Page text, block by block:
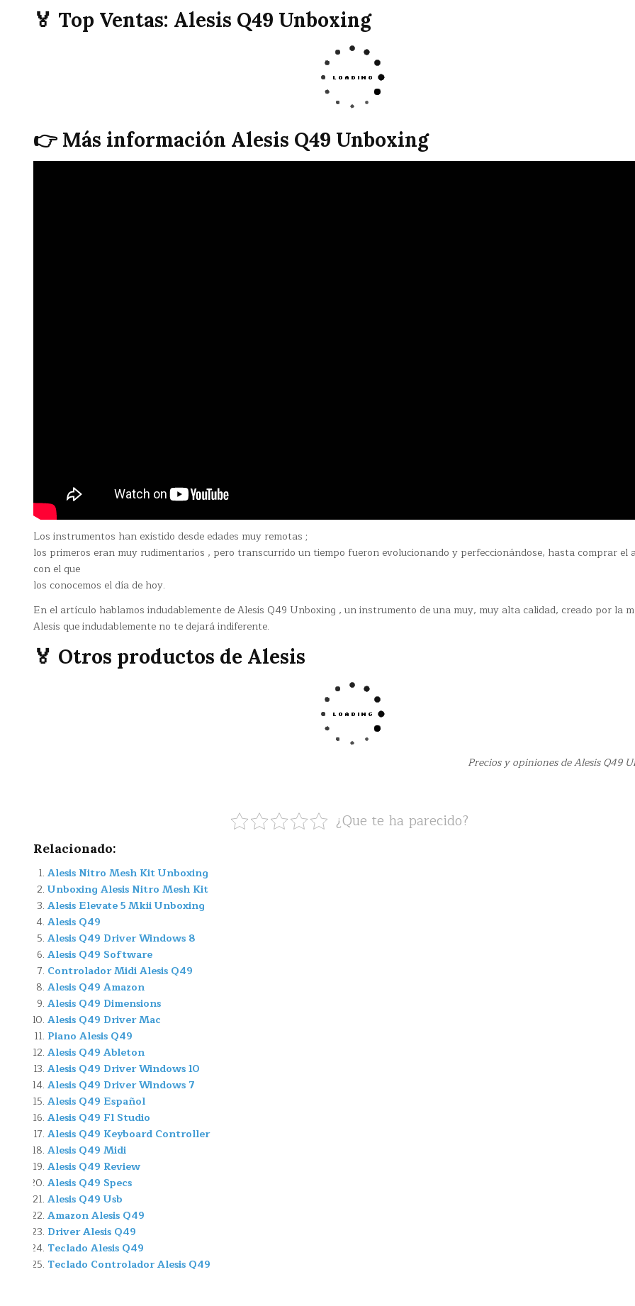
🏅 Top Ventas: Alesis Q49 Unboxing
👉 Más información Alesis Q49 Unboxing
Los instrumentos han existido desde edades muy remotas ;
los primeros eran muy rudimentarios , pero transcurrido un tiempo fueron evolucionando y perfeccionándose, hasta comprar el
con el que
los conocemos el día de hoy.
En el artículo hablamos indudablemente de Alesis Q49 Unboxing , un instrumento de una muy, muy alta calidad, creado por la
Alesis que indudablemente no te dejará indiferente.
🏅 Otros productos de Alesis
Precios y opiniones de Alesis Q49
¿Que te ha parecido?
Relacionado:
Alesis Nitro Mesh Kit Unboxing
Unboxing Alesis Nitro Mesh Kit
Alesis Elevate 5 Mkii Unboxing
Alesis Q49
Alesis Q49 Driver Windows 8
Alesis Q49 Software
Controlador Midi Alesis Q49
Alesis Q49 Amazon
Alesis Q49 Dimensions
Alesis Q49 Driver Mac
Piano Alesis Q49
Alesis Q49 Ableton
Alesis Q49 Driver Windows 10
Alesis Q49 Driver Windows 7
Alesis Q49 Español
Alesis Q49 Fl Studio
Alesis Q49 Keyboard Controller
Alesis Q49 Midi
Alesis Q49 Review
Alesis Q49 Specs
Alesis Q49 Usb
Amazon Alesis Q49
Driver Alesis Q49
Teclado Alesis Q49
Teclado Controlador Alesis Q49